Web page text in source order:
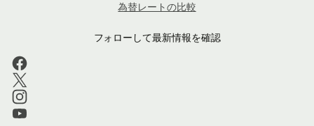
為替レートの比較
フォローして最新情報を確認